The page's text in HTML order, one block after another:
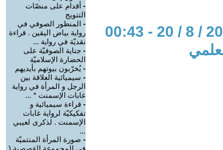
- أقدام على منصّات
التتويج
- المنظور الصوفي في
رواية بياض اليقين . قراءة
نقديّة في رواية ...
- جناية الصوفيّة على
الحضارة الإسلاميّة
- يُخرّبون بيوتهم بأيديهم
- سيميائية العلاقة بين
الرجل و المرأة في رواية
غابات الإسمنت * ...
- قراءة سيميائية و
تفكيكيّة لرواية غابات
الإسمنت . لذكرى لعيبي
...
- صورة المرأة المنتميّة
في المجموعة القصصية (